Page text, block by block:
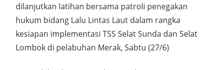
dilanjutkan latihan bersama patroli penegakan
hukum bidang Lalu Lintas Laut dalam rangka
kesiapan implementasi TSS Selat Sunda dan Selat
Lombok di pelabuhan Merak, Sabtu (27/6)